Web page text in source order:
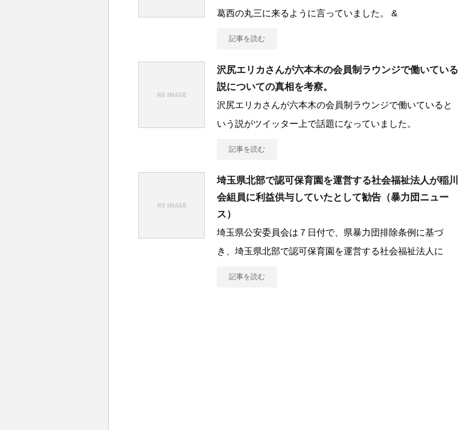
葛西の丸三に来るように言っていました。 &
記事を読む
沢尻エリカさんが六本木の会員制ラウンジで働いている
説についての真相を考察。
沢尻エリカさんが六本木の会員制ラウンジで働いていると
いう説がツイッター上で話題になっていました。
記事を読む
埼玉県北部で認可保育園を運営する社会福祉法人が稲川
会組員に利益供与していたとして勧告（暴力団ニュー
ス）
埼玉県公安委員会は７日付で、県暴力団排除条例に基づ
き、埼玉県北部で認可保育園を運営する社会福祉法人に
記事を読む